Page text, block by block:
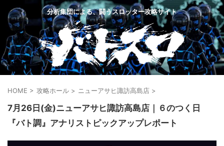
分析集団による、闘うスロッター攻略サイト
HOME > 攻略ホール > ニューアサヒ諏訪高島店 >
7月26日(金)ニューアサヒ諏訪高島店｜６のつく日
『バト調』アナリストピックアップレポート